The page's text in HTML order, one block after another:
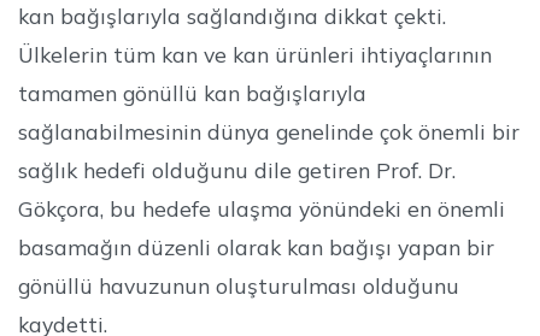
kan bağışlarıyla sağlandığına dikkat çekti.
Ülkelerin tüm kan ve kan ürünleri ihtiyaçlarının
tamamen gönüllü kan bağışlarıyla
sağlanabilmesinin dünya genelinde çok önemli bir
sağlık hedefi olduğunu dile getiren Prof. Dr.
Gökçora, bu hedefe ulaşma yönündeki en önemli
basamağın düzenli olarak kan bağışı yapan bir
gönüllü havuzunun oluşturulması olduğunu
kaydetti.